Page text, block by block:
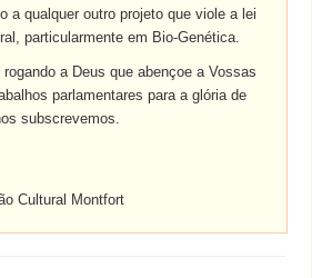
a qualquer outro projeto que viole a lei
particularmente em Bio-Genética.
a Deus que abençoe a Vossas
parlamentares para a glória de
subscrevemos.
Cultural Montfort